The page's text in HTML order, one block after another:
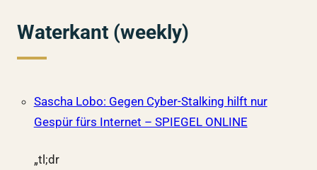
Waterkant (weekly)
Sascha Lobo: Gegen Cyber-Stalking hilft nur
Gespür fürs Internet – SPIEGEL ONLINE
„tl;dr